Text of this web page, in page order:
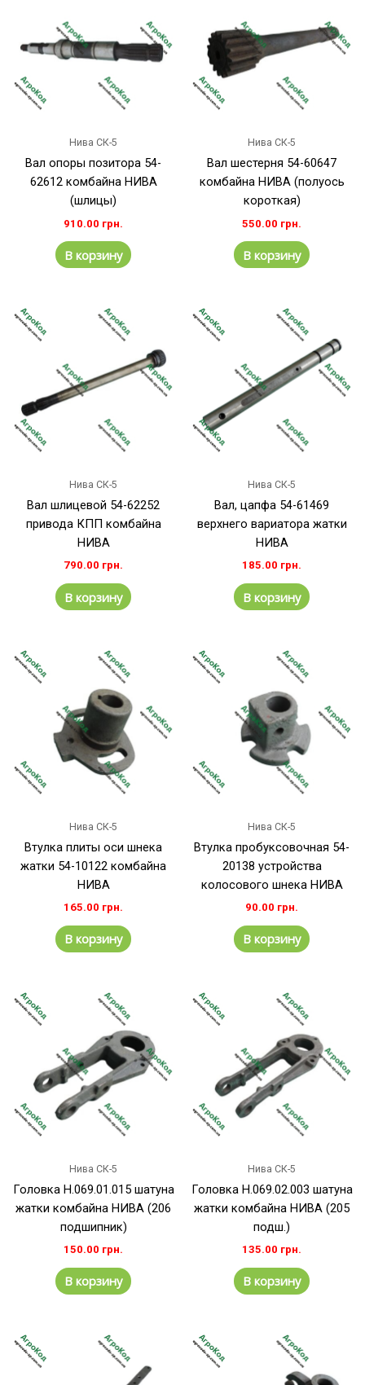
Нива СК-5
Вал опоры позитора 54-
62612 комбайна НИВА
(шлицы)
910.00 грн.
В корзину
Нива СК-5
Вал шестерня 54-60647
комбайна НИВА (полуось
короткая)
550.00 грн.
В корзину
Нива СК-5
Вал шлицевой 54-62252
привода КПП комбайна
НИВА
790.00 грн.
В корзину
Нива СК-5
Вал, цапфа 54-61469
верхнего вариатора жатки
НИВА
185.00 грн.
В корзину
Нива СК-5
Втулка плиты оси шнека
жатки 54-10122 комбайна
НИВА
165.00 грн.
В корзину
Нива СК-5
Втулка пробуксовочная 54-
20138 устройства
колосового шнека НИВА
90.00 грн.
В корзину
Нива СК-5
Головка Н.069.01.015 шатуна
жатки комбайна НИВА (206
подшипник)
150.00 грн.
В корзину
Нива СК-5
Головка Н.069.02.003 шатуна
жатки комбайна НИВА (205
подш.)
135.00 грн.
В корзину